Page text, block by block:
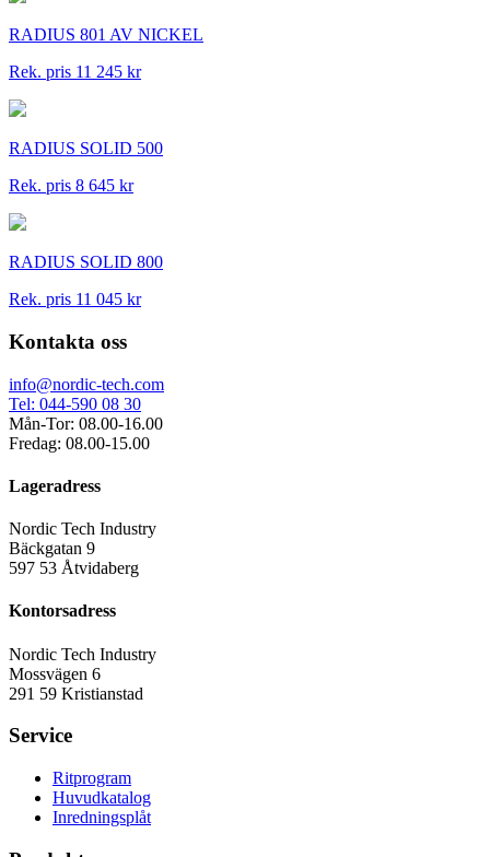
RADIUS 801 AV NICKEL
Rek. pris 11 245 kr
RADIUS SOLID 500
Rek. pris 8 645 kr
RADIUS SOLID 800
Rek. pris 11 045 kr
Kontakta oss
info@nordic-tech.com
Tel: 044-590 08 30
Mån-Tor: 08.00-16.00
Fredag: 08.00-15.00
Lageradress
Nordic Tech Industry
Bäckgatan 9
597 53 Åtvidaberg
Kontorsadress
Nordic Tech Industry
Mossvägen 6
291 59 Kristianstad
Service
Ritprogram
Huvudkatalog
Inredningsplåt